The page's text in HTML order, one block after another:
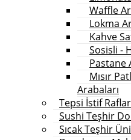
Waffle
Lokma
Kahve
Sosisli -
Pastane
Mısır
Arabaları
Tepsi İstif
Sushi Teşhir
Sıcak Teşhir